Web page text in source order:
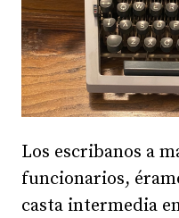
Los escribanos a
funcionarios,
casta intermedia